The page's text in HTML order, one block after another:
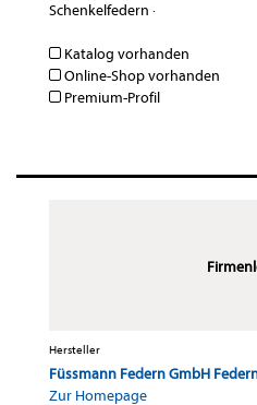
Schenkelfedern ·
Katalog vorhanden
Online-Shop vorhanden
Premium-Profil
Hersteller
Füssmann Federn GmbH
Zur Homepage